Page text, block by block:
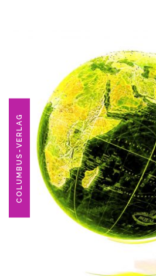
COLUMBUS-VERLAG